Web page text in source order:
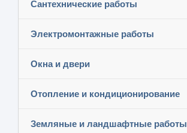
Сантехнические работы
Электромонтажные работы
Окна и двери
Отопление и кондиционирование
Земляные и ландшафтные работы